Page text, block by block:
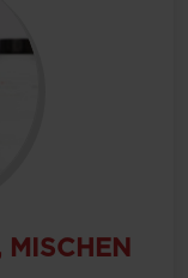
MISCHEN